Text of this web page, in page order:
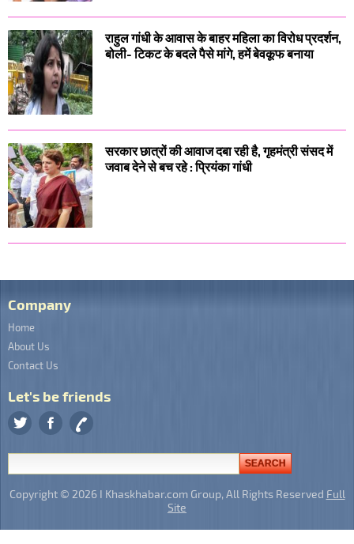
राहुल गांधी के आवास के बाहर महिला का विरोध प्रदर्शन,
बोली- टिकट के बदले पैसे मांगे, हमें बेवकूफ बनाया
सरकार छात्रों की आवाज दबा रही है, गृहमंत्री संसद में
जवाब देने से बच रहे : प्रियंका गांधी
Company
Home
About Us
Contact Us
Let's be friends
Copyright © 2026 I Khaskhabar.com Group, All Rights Reserved Full
Site